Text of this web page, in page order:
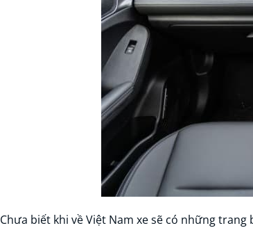
Chưa biết khi về Việt Nam xe sẽ có những